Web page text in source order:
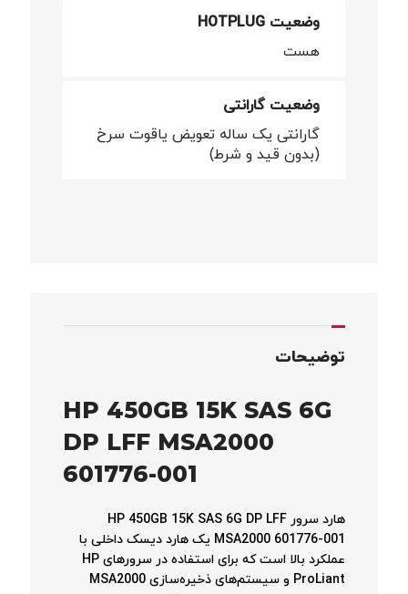
وضعیت HOTPLUG
هست
وضعیت گارانتی
گارانتی یک ساله تعویض یاقوت سرخ
(بدون قید و شرط)
توضیحات
HP 450GB 15K SAS 6G
DP LFF MSA2000
601776-001
هارد سرور HP 450GB 15K SAS 6G DP LFF
MSA2000 601776-001 یک هارد دیسک داخلی با
عملکرد بالا است که برای استفاده در سرورهای HP
ProLiant و سیستم‌های ذخیره‌سازی MSA2000